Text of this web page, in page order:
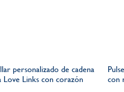
personalizado de cadena
Love Links con corazón
con